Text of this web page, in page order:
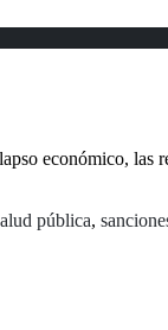
económico, las
pública,